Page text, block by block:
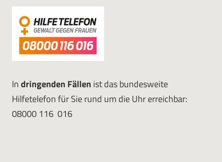
Indringenden Fällen ist das bundesweite
Hilfetelefon für Sie rund um die Uhr erreichbar:
08000 116 016